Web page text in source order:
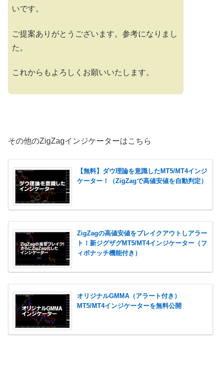
いです。
ご提案ありがとうございます。参考になりまし
た。
これからもよろしくお願いいたします。
その他のZigZagインジケーターはこちら
【無料】ダウ理論を意識したMT5/MT4インジ
ケーター！（ZigZagで高値安値を自動判定）
ZigZagの高値安値をブレイクアウトしアラー
ト！新ジグザグMT5/MT4インジケーター（フ
ィボナッチ機能付き）
オリジナルGMMA（アラート付き）
MT5/MT4インジケーターを無料公開